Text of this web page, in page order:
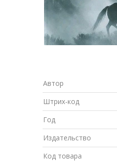
Автор
Штрих-код
Год
Издательство
Код товара